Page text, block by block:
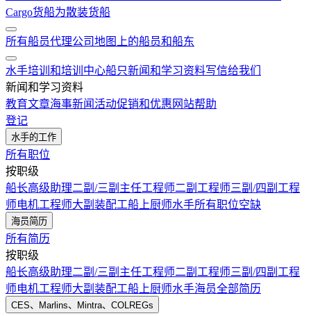
Cargo货船为散装货船
所有船员代理公司地图上的船员和船东
水手培训和培训中心船只新闻和学习资料写信给我们
新闻和学习资料
教育文章海事新闻活动促销和优惠 网站帮助
登记
水手的工作
所有职位
按职级
船长高级助理二副/三副 主任工程师二副工程师三副/四副工程
师电机工程师大副 装配工船上厨师水手所有职位空缺
海员简历
所有简历
按职级
船长高级助理二副/三副 主任工程师二副工程师三副/四副工程
师电机工程师大副 装配工船上厨师水手海员全部简历
CES、Marlins、Mintra、COLREGs